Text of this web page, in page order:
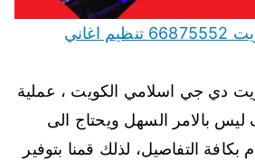
دي جي اسلامي الكويت 66875552 تنظيم اغاني
دي جي اسلامي الكويت ، عملية
بالامر السهل ويحتاج الى
بكافة التفاصيل، لذلك قمنا بتوفير